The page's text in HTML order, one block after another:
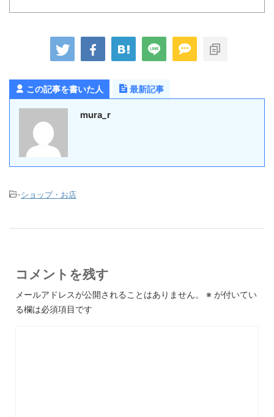
この記事を書いた人 最新記事
mura_r
-ショップ・お店
コメントを残す
メールアドレスが公開されることはありません。 ※ が付いてい
る欄は必須項目です